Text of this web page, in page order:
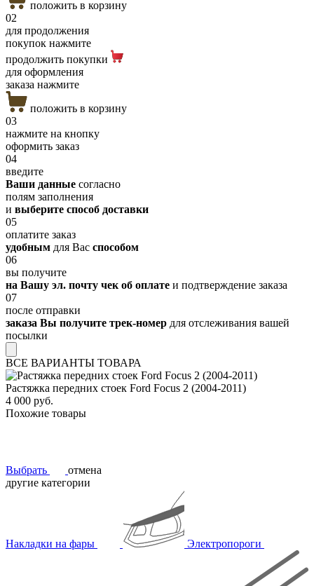
положить в корзину
02
для продолжения
покупок нажмите
продолжить покупки
для оформления
заказа нажмите
положить в корзину
03
нажмите на кнопку
оформить заказ
04
введите
Ваши данные согласно
полям заполнения
и выберите способ доставки
05
оплатите заказ
удобным для Вас способом
06
вы получите
на Вашу эл. почту чек об оплате и подтверждение заказа
07
после отправки
заказа Вы получите трек-номер для отслеживания вашей
посылки
ВСЕ ВАРИАНТЫ ТОВАРА
Растяжка передних стоек Ford Focus 2 (2004-2011)
4 000 руб.
Похожие товары
Выбрать
отмена
другие категории
Накладки на фары Электропороги